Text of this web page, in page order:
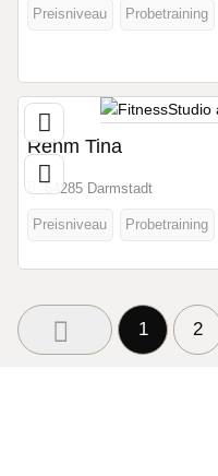
Preisniveau Probetraining
Rehm Tina
64285 Darmstadt
Preisniveau Probetraining
1 2